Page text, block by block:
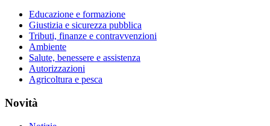
Educazione e formazione
Giustizia e sicurezza pubblica
Tributi, finanze e contravvenzioni
Ambiente
Salute, benessere e assistenza
Autorizzazioni
Agricoltura e pesca
Novità